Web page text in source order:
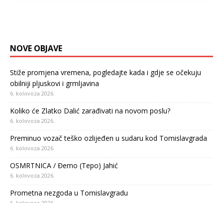
NOVE OBJAVE
Stiže promjena vremena, pogledajte kada i gdje se očekuju
obilniji pljuskovi i grmljavina
6. kolovoza 2026.
Koliko će Zlatko Dalić zarađivati na novom poslu?
6. kolovoza 2026.
Preminuo vozač teško ozlijeđen u sudaru kod Tomislavgrada
6. kolovoza 2026.
OSMRTNICA / Đemo (Tepo) Jahić
6. kolovoza 2026.
Prometna nezgoda u Tomislavgradu